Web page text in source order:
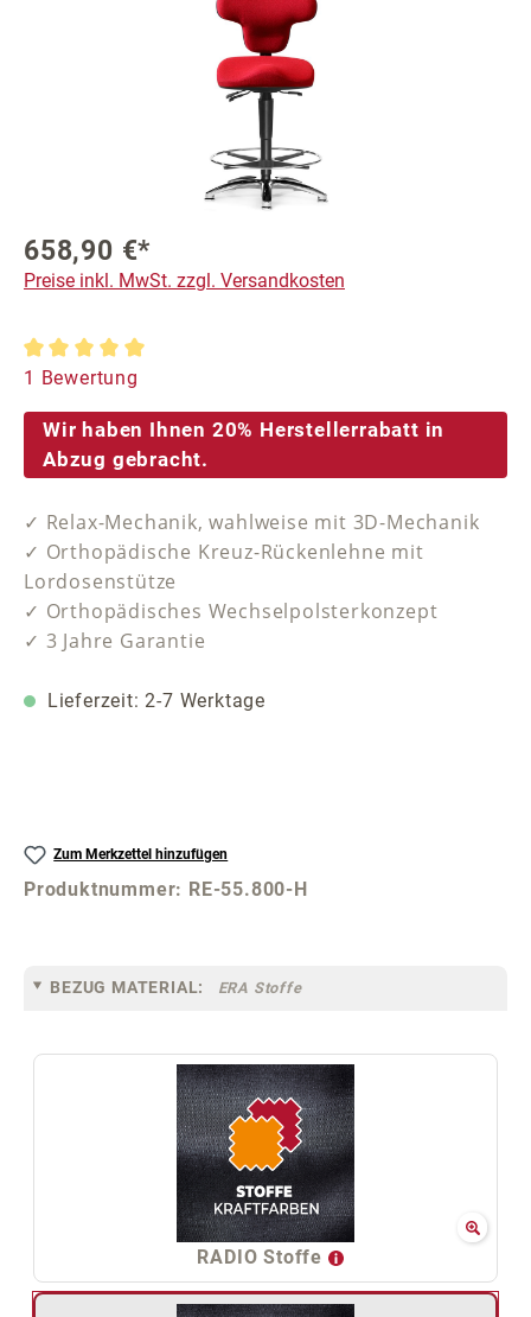
658,90 €*
Preise inkl. MwSt. zzgl. Versandkosten
Durchschnittliche Bewertung von 5 von 5 Sternen
1 Bewertung
Wir haben Ihnen 20% Herstellerrabatt in
Abzug gebracht.
✓ Relax-Mechanik, wahlweise mit 3D-Mechanik
✓ Orthopädische Kreuz-Rückenlehne mit
Lordosenstütze
✓ Orthopädisches Wechselpolsterkonzept
✓ 3 Jahre Garantie
Lieferzeit: 2-7 Werktage
Zum Merkzettel hinzufügen
Produktnummer: RE-55.800-H
BEZUG MATERIAL: ERA Stoffe
RADIO Stoffe